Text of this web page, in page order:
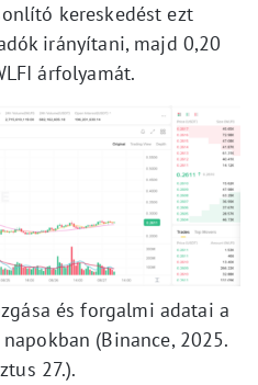
kereskedést ezt
irányítani, majd 0,20
árfolyamát.
és forgalmi adatai a
(Binance, 2025.
27.).